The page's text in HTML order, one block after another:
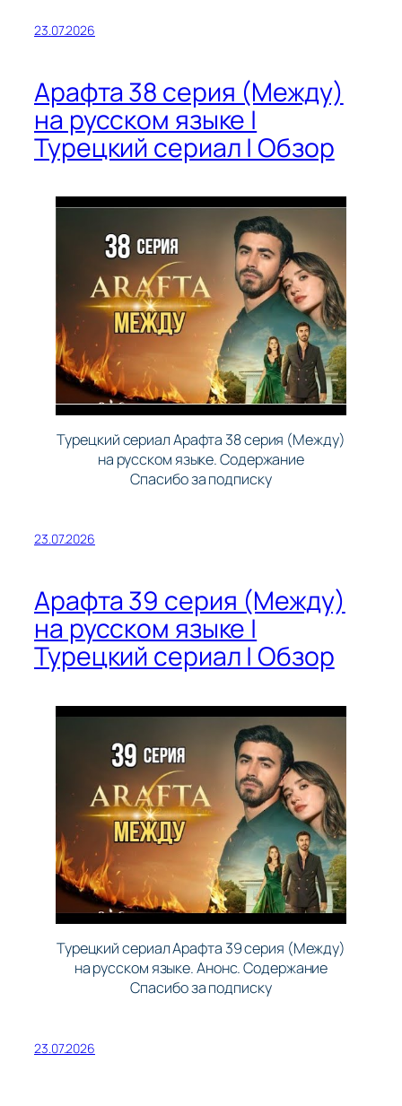
23.07.2026
Арафта 38 серия (Между)
на русском языке |
Турецкий сериал | Обзор
Турецкий сериал Арафта 38 серия (Между)
на русском языке. Содержание
Спасибо за подписку
23.07.2026
Арафта 39 серия (Между)
на русском языке |
Турецкий сериал | Обзор
Турецкий сериал Арафта 39 серия (Между)
на русском языке. Анонс. Содержание
Спасибо за подписку
23.07.2026